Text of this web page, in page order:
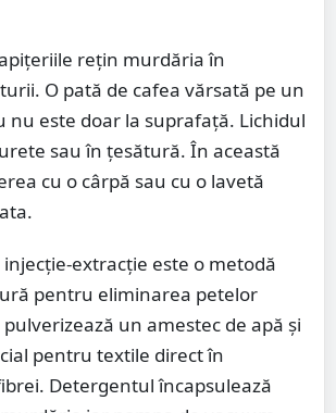
rețin murdăria în
O pată de cafea vărsată pe un
nu este doar la suprafață. Lichidul
sau în țesătură. În această
cu o cârpă sau cu o lavetă
extracție este o metodă
pentru eliminarea petelor
un amestec de apă și
pentru textile direct în
Detergentul încapsulează